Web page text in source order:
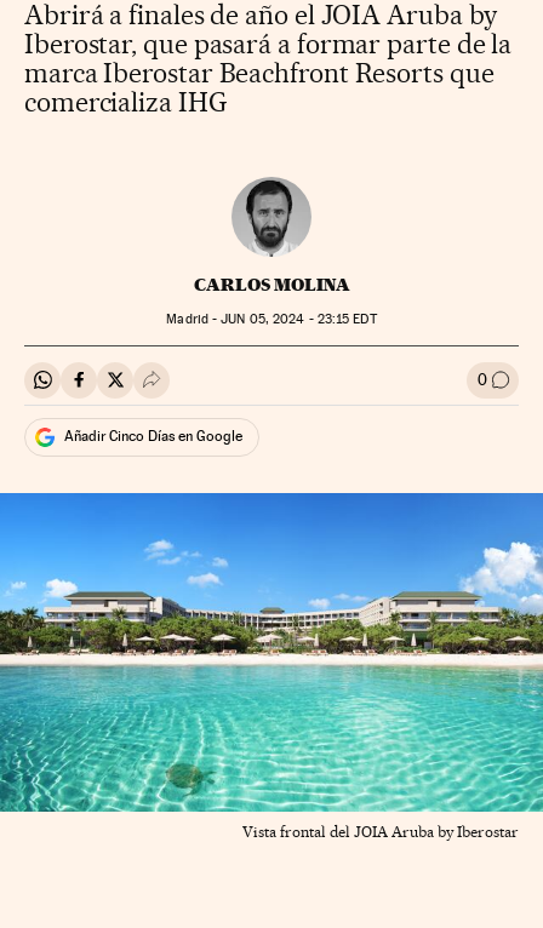
Abrirá a finales de año el JOIA Aruba by
Iberostar, que pasará a formar parte de la
marca Iberostar Beachfront Resorts que
comercializa IHG
CARLOS MOLINA
Madrid -JUN 05, 2024 - 23:15 EDT
Compartir en Whatsapp
Compartir en Facebook
Compartir en Twitter
Desplegar Redes Sociales 0 Ir a
Añadir Cinco Días en Google
Vista frontal del JOIA Aruba by Iberostar